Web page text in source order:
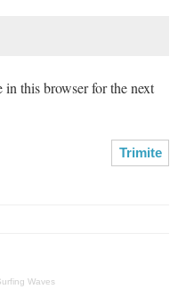
in this browser for the next
Waves